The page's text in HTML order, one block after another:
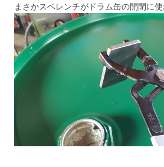
まさかスベレンチがドラム缶の開閉に